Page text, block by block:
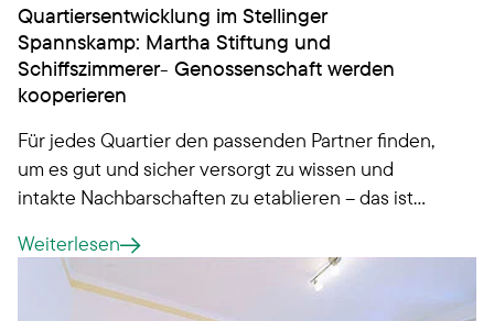
Quartiersentwicklung im Stellinger
Spannskamp: Martha Stiftung und
Schiffszimmerer- Genossenschaft werden
kooperieren
Für jedes Quartier den passenden Partner finden,
um es gut und sicher versorgt zu wissen und
intakte Nachbarschaften zu etablieren – das ist
Denn Bewohner und Infrastruktur sind von
Standort zu Standort unterschiedlich, Wünsche
und Bedarfe verschieden. Für die erfolgreiche
Weiterlesen